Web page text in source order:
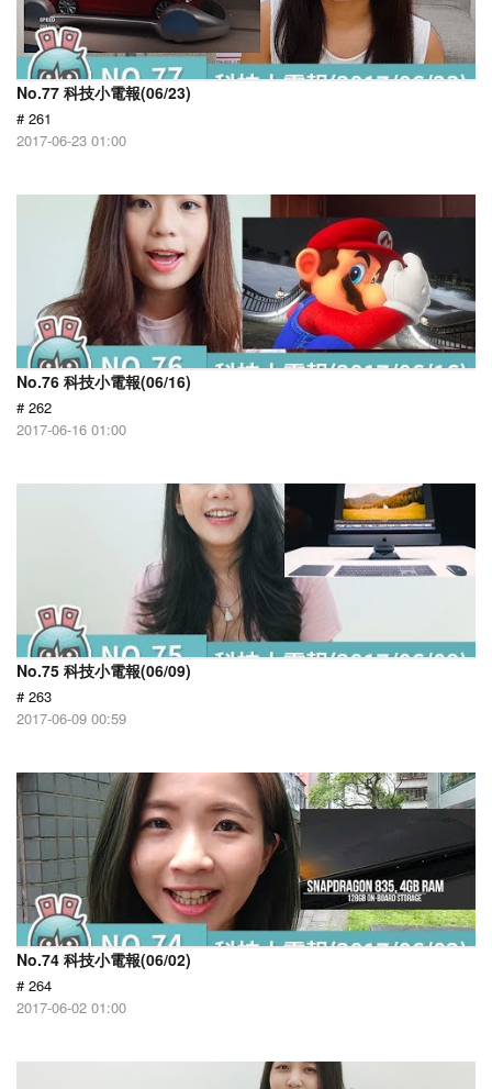
No.77 科技小電報(06/23)
# 261
2017-06-23 01:00
No.76 科技小電報(06/16)
# 262
2017-06-16 01:00
No.75 科技小電報(06/09)
# 263
2017-06-09 00:59
No.74 科技小電報(06/02)
# 264
2017-06-02 01:00